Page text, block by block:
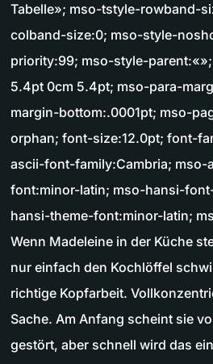
Tabelle»; mso-tstyle-rowband-
colband-size:0; mso-style-
priority:99; mso-style-
5.4pt 0cm 5.4pt; mso-para-
margin-bottom:.0001pt; mso-
orphan; font-size:12.0pt; font-
ascii-font-family:Cambria; mso-
font:minor-latin; mso-hansi-
hansi-theme-font:minor-latin;
Wenn Madeleine in der Küche
nur einfach den Kochlöffel
richtige Kopfarbeit.
Sache. Am Anfang scheint sie
gestört, aber schnell wird das